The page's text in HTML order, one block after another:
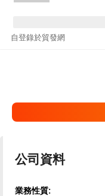
自登錄於貿發網
公司資料
業務性質: